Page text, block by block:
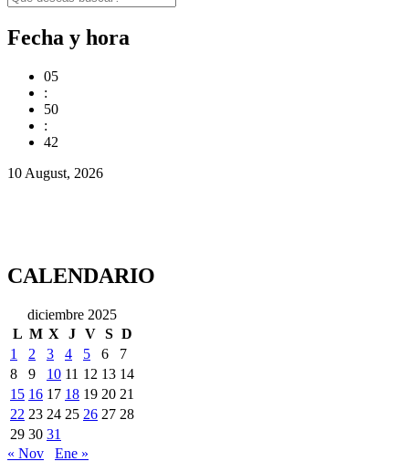
Fecha y hora
05
:
50
:
43
10 August, 2026
CALENDARIO
diciembre 2025
L M X J V S D
1
2 3 4 5 6
7
8
9 10 11 12 13 14
15 16 17 18 19 20 21
22 23 24 25 26 27 28
29 30 31
« Nov
Ene »